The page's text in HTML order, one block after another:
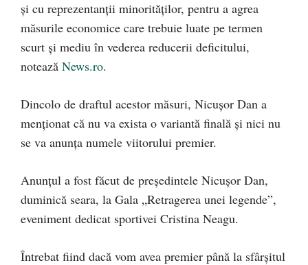
şi cu reprezentanţii minorităţilor, pentru a agrea
măsurile economice care trebuie luate pe termen
scurt şi mediu în vederea reducerii deficitului,
notează News.ro.
Dincolo de draftul acestor măsuri, Nicuşor Dan a
menționat că nu va exista o variantă finală şi nici nu
se va anunța numele viitorului premier.
Anunțul a fost făcut de președintele Nicușor Dan,
duminică seara, la Gala „Retragerea unei legende”,
eveniment dedicat sportivei Cristina Neagu.
Întrebat fiind dacă vom avea premier până la sfârșitul